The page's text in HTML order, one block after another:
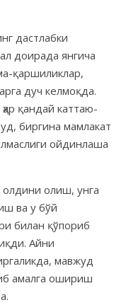
доирада янгича
қаршиликлар,
дуч келмоқда.
қандай каттаю-
биргина мамлакат
ойдинлаша
олдини олиш, унга
ва у бўй
билан қўпориб
Айни
мавжуд
амалга ошириш